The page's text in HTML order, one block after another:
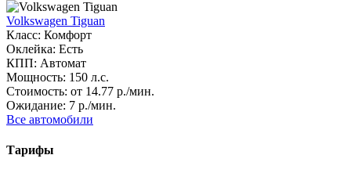
Volkswagen Tiguan
Класс: Комфорт
Оклейка: Есть
КПП: Автомат
Мощность: 150 л.с.
Стоимость: от 14.77 р./мин.
Ожидание: 7 р./мин.
Все автомобили
Тарифы